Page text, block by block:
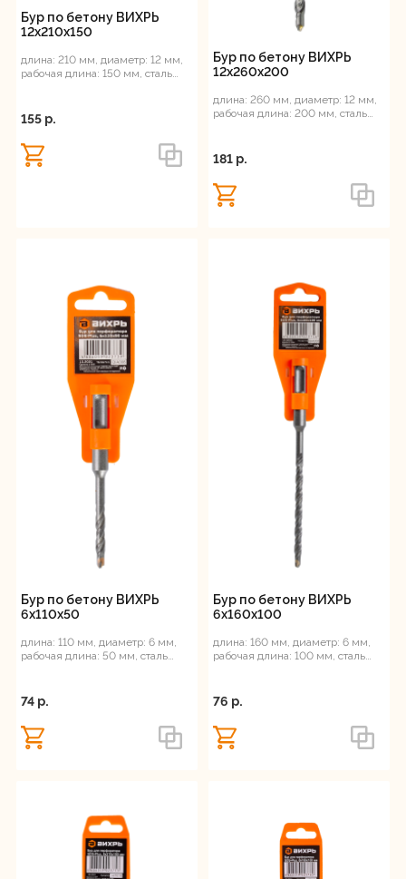
Бур по бетону ВИХРЬ
12x210x150
длина: 210 мм, диаметр: 12 мм,
рабочая длина: 150 мм, сталь
155 p.
Бур по бетону ВИХРЬ
12x260x200
длина: 260 мм, диаметр: 12 мм,
рабочая длина: 200 мм, сталь
181 p.
Бур по бетону ВИХРЬ
6x110x50
длина: 110 мм, диаметр: 6 мм,
рабочая длина: 50 мм, сталь
74 p.
Бур по бетону ВИХРЬ
6x160x100
длина: 160 мм, диаметр: 6 мм,
рабочая длина: 100 мм, сталь
76 p.